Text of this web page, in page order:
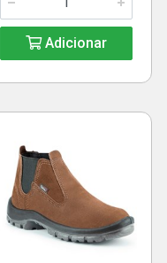
Adicionar